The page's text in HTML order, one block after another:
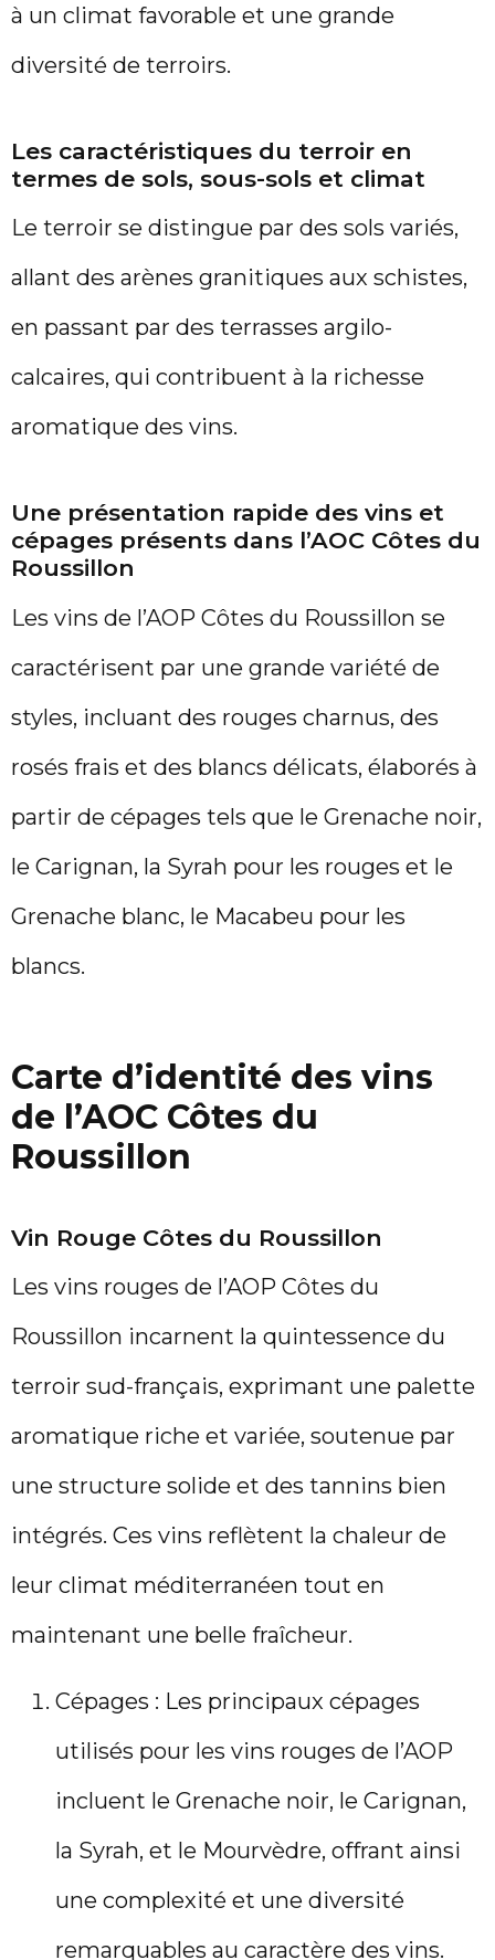
à un climat favorable et une grande
diversité de terroirs.
Les caractéristiques du terroir en
termes de sols, sous-sols et climat
Le terroir se distingue par des sols variés,
allant des arènes granitiques aux schistes,
en passant par des terrasses argilo-
calcaires, qui contribuent à la richesse
aromatique des vins.
Une présentation rapide des vins et
cépages présents dans l’AOC Côtes du
Roussillon
Les vins de l’AOP Côtes du Roussillon se
caractérisent par une grande variété de
styles, incluant des rouges charnus, des
rosés frais et des blancs délicats, élaborés à
partir de cépages tels que le Grenache noir,
le Carignan, la Syrah pour les rouges et le
Grenache blanc, le Macabeu pour les
blancs.
Carte d’identité des vins
de l’AOC Côtes du
Roussillon
Vin Rouge Côtes du Roussillon
Les vins rouges de l’AOP Côtes du
Roussillon incarnent la quintessence du
terroir sud-français, exprimant une palette
aromatique riche et variée, soutenue par
une structure solide et des tannins bien
intégrés. Ces vins reflètent la chaleur de
leur climat méditerranéen tout en
maintenant une belle fraîcheur.
Cépages : Les principaux cépages
utilisés pour les vins rouges de l’AOP
incluent le Grenache noir, le Carignan,
la Syrah, et le Mourvèdre, offrant ainsi
une complexité et une diversité
remarquables au caractère des vins.